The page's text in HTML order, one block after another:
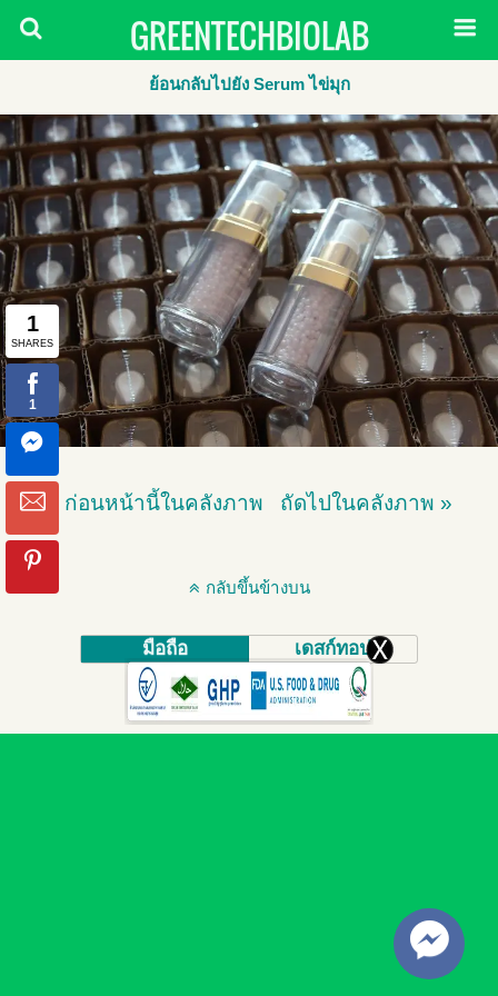
GREENTECHBIOLAB
ย้อนกลับไปยัง Serum ไข่มุก
« ก่อนหน้านี้ในคลังภาพ ถัดไปในคลังภาพ »
กลับขึ้นข้างบน
มือถือ เดสก์ทอป